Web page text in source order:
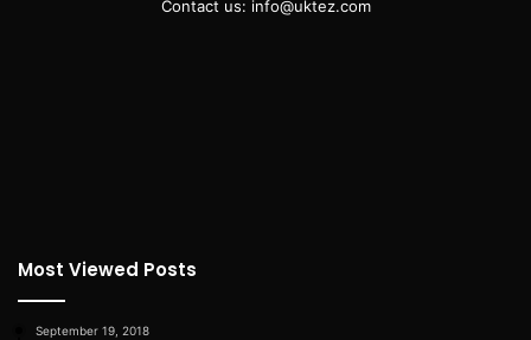
Contact us: info@uktez.com
Most Viewed Posts
September 19, 2018